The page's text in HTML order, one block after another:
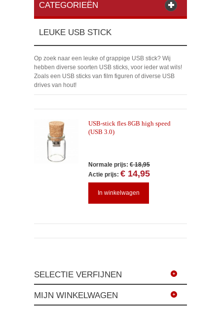
CATEGORIEËN
LEUKE USB STICK
Op zoek naar een leuke of grappige USB stick? Wij
hebben diverse soorten USB sticks, voor ieder wat wils!
Zoals een USB sticks van film figuren of diverse USB
drives van hout!
USB-stick fles 8GB high speed
(USB 3.0)
Normale prijs: € 18,95
Actie prijs: € 14,95
In winkelwagen
SELECTIE VERFIJNEN
MIJN WINKELWAGEN